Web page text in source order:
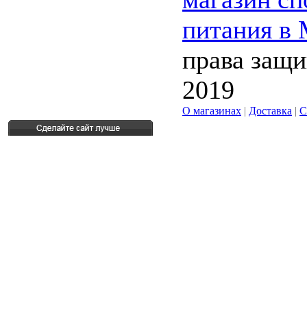
питания в
права
2019
О магазинах | Доставка |